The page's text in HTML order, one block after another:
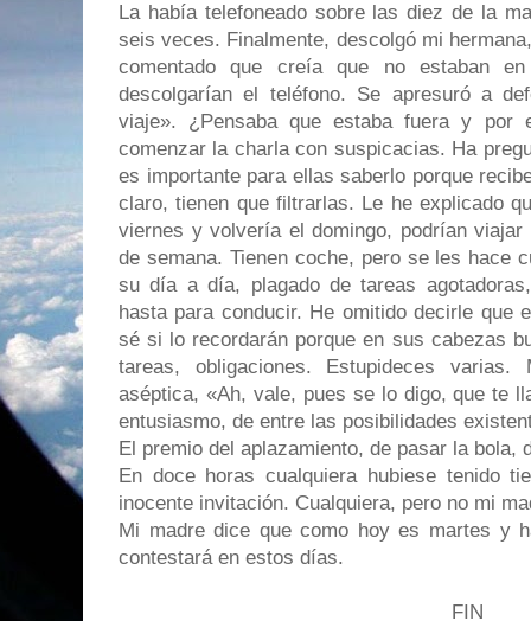
La había telefoneado sobre las diez de la
seis veces. Finalmente, descolgó mi
comentado que creía que no estaban
descolgarían el teléfono. Se apresuró a
viaje». ¿Pensaba que estaba fuera y por
comenzar la charla con suspicacias. Ha
es importante para ellas saberlo porque
claro, tienen que filtrarlas. Le he explicado
viernes y volvería el domingo, podrían
de semana. Tienen coche, pero se les hace
su día a día, plagado de tareas
hasta para conducir. He omitido decirle que
sé si lo recordarán porque en sus cabezas
tareas, obligaciones. Estupideces
aséptica, «Ah, vale, pues se lo digo, que te
entusiasmo, de entre las posibilidades
El premio del aplazamiento, de pasar la bola,
En doce horas cualquiera hubiese tenido
inocente invitación. Cualquiera, pero no mi
Mi madre dice que como hoy es martes y
contestará en estos días.
FIN